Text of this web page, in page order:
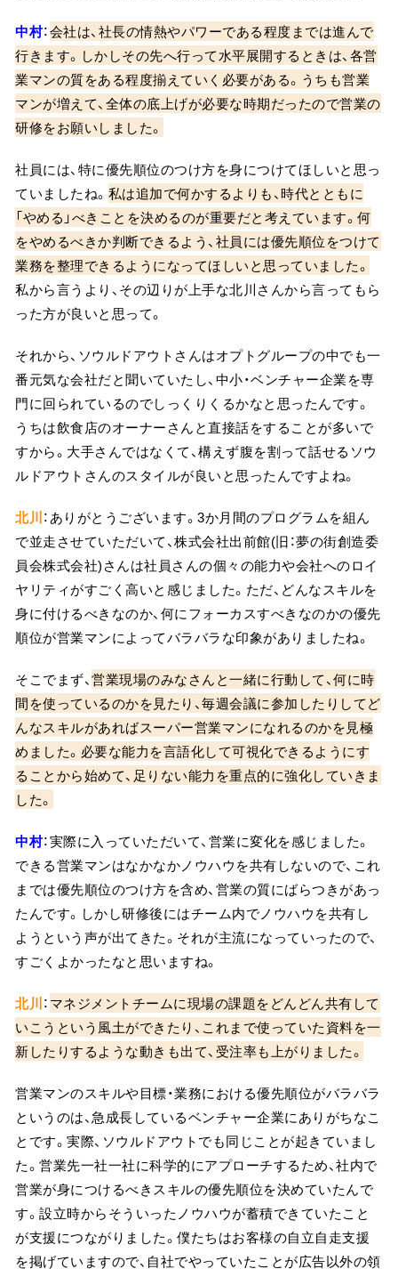
中村：会社は、社長の情熱やパワーである程度までは進んで
行きます。しかしその先へ行って水平展開するときは、各営
業マンの質をある程度揃えていく必要がある。うちも営業
マンが増えて、全体の底上げが必要な時期だったので営業の
研修をお願いしました。
社員には、特に優先順位のつけ方を身につけてほしいと思っ
ていましたね。 私は追加で何かするよりも、時代とともに
「やめる」べきことを決めるのが重要だと考えています。何
をやめるべきか判断できるよう、社員には優先順位をつけて
業務を整理できるようになってほしいと思っていました。
私から言うより、その辺りが上手な北川さんから言ってもら
った方が良いと思って。
それから、ソウルドアウトさんはオプトグループの中でも一
番元気な会社だと聞いていたし、中小・ベンチャー企業を専
門に回られているのでしっくりくるかなと思ったんです。
うちは飲食店のオーナーさんと直接話をすることが多いで
すから。大手さんではなくて、構えず腹を割って話せるソウ
ルドアウトさんのスタイルが良いと思ったんですよね。
北川：ありがとうございます。3か月間のプログラムを組ん
で並走させていただいて、株式会社出前館(旧：夢の街創造委
員会株式会社)さんは社員さんの個々の能力や会社へのロイ
ヤリティがすごく高いと感じました。ただ、どんなスキルを
身に付けるべきなのか、何にフォーカスすべきなのかの優先
順位が営業マンによってバラバラな印象がありましたね。
そこでまず、営業現場のみなさんと一緒に行動して、何に時
間を使っているのかを見たり、毎週会議に参加したりしてど
んなスキルがあればスーパー営業マンになれるのかを見極
めました。必要な能力を言語化して可視化できるようにす
ることから始めて、足りない能力を重点的に強化していきま
した。
中村：実際に入っていただいて、営業に変化を感じました。
できる営業マンはなかなかノウハウを共有しないので、これ
までは優先順位のつけ方を含め、営業の質にばらつきがあっ
たんです。しかし研修後にはチーム内でノウハウを共有し
ようという声が出てきた。それが主流になっていったので、
すごくよかったなと思いますね。
北川：マネジメントチームに現場の課題をどんどん共有して
いこうという風土ができたり、これまで使っていた資料を一
新したりするような動きも出て、受注率も上がりました。
営業マンのスキルや目標・業務における優先順位がバラバラ
というのは、急成長しているベンチャー企業にありがちなこ
とです。実際、ソウルドアウトでも同じことが起きていまし
た。営業先一社一社に科学的にアプローチするため、社内で
営業が身につけるべきスキルの優先順位を決めていたんで
す。設立時からそういったノウハウが蓄積できていたこと
が支援につながりました。僕たちはお客様の自立自走支援
を掲げていますので、自社でやっていたことが広告以外の領